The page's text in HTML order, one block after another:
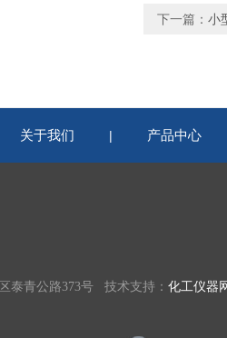
下一篇： 小
关于我们 | 产品中心
泰青公路373号 技术支持： 化工仪器